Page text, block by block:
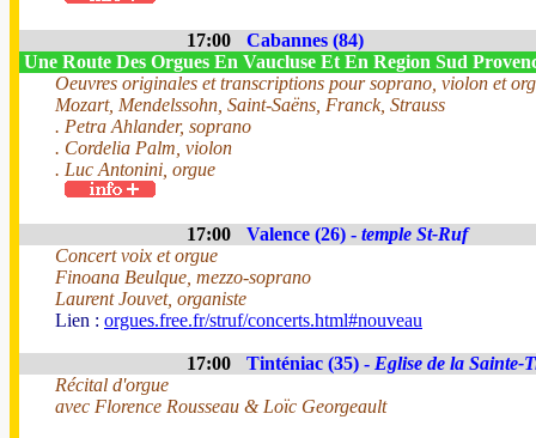
17:00
Cabannes (84)
Une Route Des Orgues En Vaucluse Et En Region Sud
Oeuvres originales et transcriptions pour soprano, violon et
Mozart, Mendelssohn, Saint-Saëns, Franck, Strauss
. Petra Ahlander, soprano
. Cordelia Palm, violon
. Luc Antonini, orgue
17:00 Valence (26) - temple St-Ruf
Concert voix et orgue
Finoana Beulque, mezzo-soprano
Laurent Jouvet, organiste
Lien : orgues.free.fr/struf/concerts.html#nouveau
17:00 Tinténiac (35) - Eglise de la Sainte-
Récital d'orgue
avec Florence Rousseau & Loïc Georgeault